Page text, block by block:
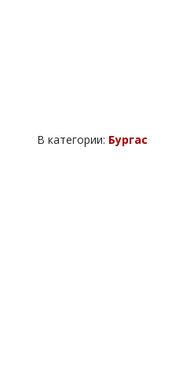
В категории: Бургас